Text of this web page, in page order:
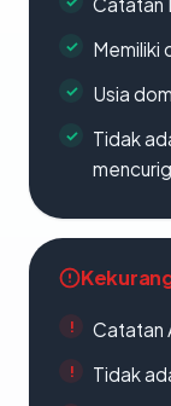
Memiliki
Usia
Tidak
Catatan
Tidak